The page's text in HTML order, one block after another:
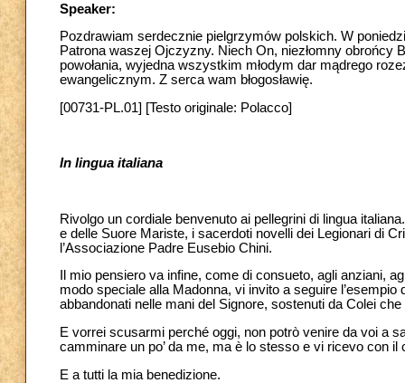
Speaker:
Pozdrawiam serdecznie pielgrzymów polskich. W
Patrona waszej Ojczyzny. Niech On, niezłomny obrońcy
powołania, wyjedna wszystkim młodym dar mądrego
ewangelicznym. Z serca wam błogosławię.
[00731-PL.01] [Testo originale: Polacco]
In lingua italiana
Rivolgo un cordiale benvenuto ai pellegrini di lingua
e delle Suore Mariste, i sacerdoti novelli dei Legionari di
l’Associazione Padre Eusebio Chini.
Il mio pensiero va infine, come di consueto, agli anziani,
modo speciale alla Madonna, vi invito a seguire
abbandonati nelle mani del Signore, sostenuti da Colei
E vorrei scusarmi perché oggi, non potrò venire da voi a
camminare un po’ da me, ma è lo stesso e vi ricevo con
E a tutti la mia benedizione.